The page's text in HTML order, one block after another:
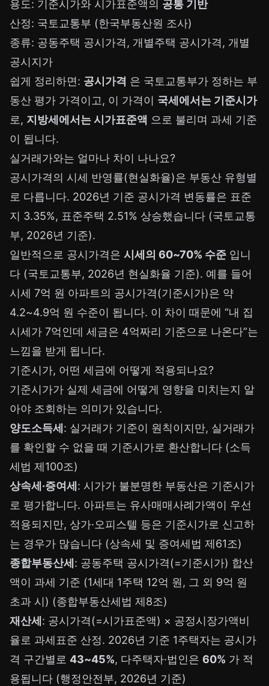
용도: 기준시가와 시가표준액의 공통 기반
산정: 국토교통부 (한국부동산원 조사)
종류: 공동주택 공시가격, 개별주택 공시가격, 개별
공시지가
쉽게 정리하면: 공시가격 은 국토교통부가 정하는 부
동산 평가 가격이고, 이 가격이 국세에서는 기준시가
로, 지방세에서는 시가표준액 으로 불리며 과세 기준
이 됩니다.
실거래가와는 얼마나 차이 나나요?
공시가격의 시세 반영률(현실화율)은 부동산 유형별
로 다릅니다. 2026년 기준 공시가격 변동률은 표준
지 3.35%, 표준주택 2.51% 상승했습니다 (국토교통
부, 2026년 기준).
일반적으로 공시가격은 시세의 60~70% 수준 입니
다 (국토교통부, 2026년 현실화율 기준). 예를 들어
시세 7억 원 아파트의 공시가격(기준시가)은 약
4.2~4.9억 원 수준이 됩니다. 이 차이 때문에 “내 집
시세가 7억인데 세금은 4억짜리 기준으로 나온다”는
느낌을 받게 됩니다.
기준시가, 어떤 세금에 어떻게 적용되나요?
기준시가가 실제 세금에 어떻게 영향을 미치는지 알
아야 조회하는 의미가 있습니다.
양도소득세 : 실거래가 기준이 원칙이지만, 실거래가
를 확인할 수 없을 때 기준시가로 환산합니다 (소득
세법 제100조)
상속세·증여세 : 시가가 불분명한 부동산은 기준시가
로 평가합니다. 아파트는 유사매매사례가액이 우선
적용되지만, 상가·오피스텔 등은 기준시가로 신고하
는 경우가 많습니다 (상속세 및 증여세법 제61조)
종합부동산세 : 공동주택 공시가격(=기준시가) 합산
액이 과세 기준 (1세대 1주택 12억 원, 그 외 9억 원
초과 시) (종합부동산세법 제8조)
재산세 : 공시가격(=시가표준액) × 공정시장가액비
율로 과세표준 산정. 2026년 기준 1주택자는 공시가
격 구간별로 43~45%, 다주택자·법인은 60% 가 적
용됩니다 (행정안전부, 2026년 기준)